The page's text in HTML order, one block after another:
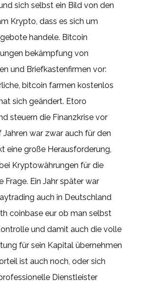
sich selbst ein Bild von den
Krypto, dass es sich um
handele. Bitcoin
bekämpfung von
und Briefkastenfirmen vor:
bitcoin farmen kostenlos
sich geändert. Etoro
steuern die Finanzkrise vor
war zwar auch für den
eine große Herausforderung,
Kryptowährungen für die
Frage. Ein Jahr später war
auch in Deutschland
coinbase eur ob man selbst
und damit auch die volle
für sein Kapital übernehmen
ist auch noch, oder sich
Dienstleister